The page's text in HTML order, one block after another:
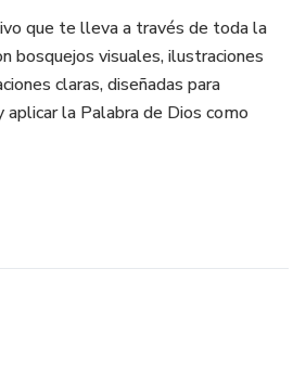
que te lleva a través de toda la
bosquejos visuales, ilustraciones
claras, diseñadas para
la Palabra de Dios como